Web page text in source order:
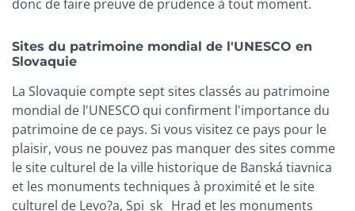
donc de faire preuve de prudence à tout moment.
Sites du patrimoine mondial de l'UNESCO en
Slovaquie
La Slovaquie compte sept sites classés au patrimoine
mondial de l'UNESCO qui confirment l'importance du
patrimoine de ce pays. Si vous visitez ce pays pour le
plaisir, vous ne pouvez pas manquer des sites comme
le site culturel de la ville historique de Banská tiavnica
et les monuments techniques à proximité et le site
culturel de Levo?a, Spi_sk_ Hrad et les monuments